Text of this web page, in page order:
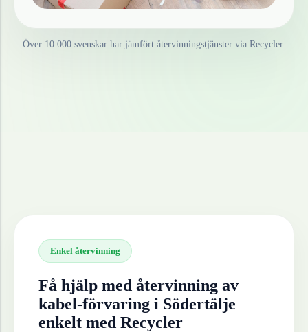
Över 10 000 svenskar har jämfört återvinningstjänster via Recycler.
Enkel återvinning
Få hjälp med återvinning av
kabel-förvaring i Södertälje
enkelt med Recycler